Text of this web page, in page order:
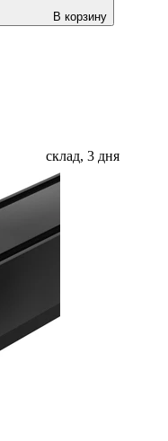
В корзину
склад, 3 дня